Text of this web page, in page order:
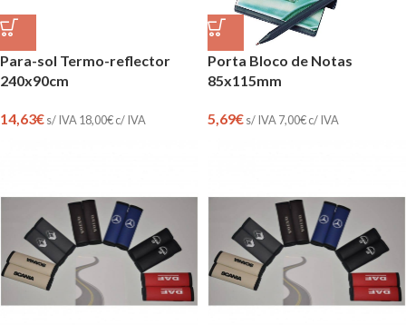
Para-sol Termo-reflector
240x90cm
14,63€s/ IVA 18,00€c/ IVA
Porta Bloco de Notas
85x115mm
5,69€s/ IVA7,00€c/ IVA